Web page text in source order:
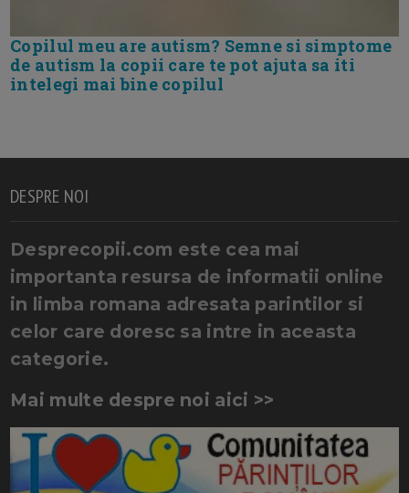
Copilul meu are autism? Semne si simptome
de autism la copii care te pot ajuta sa iti
intelegi mai bine copilul
DESPRE NOI
Desprecopii.com este cea mai
importanta resursa de informatii online
in limba romana adresata parintilor si
celor care doresc sa intre in aceasta
categorie.
Mai multe despre noi aici >>